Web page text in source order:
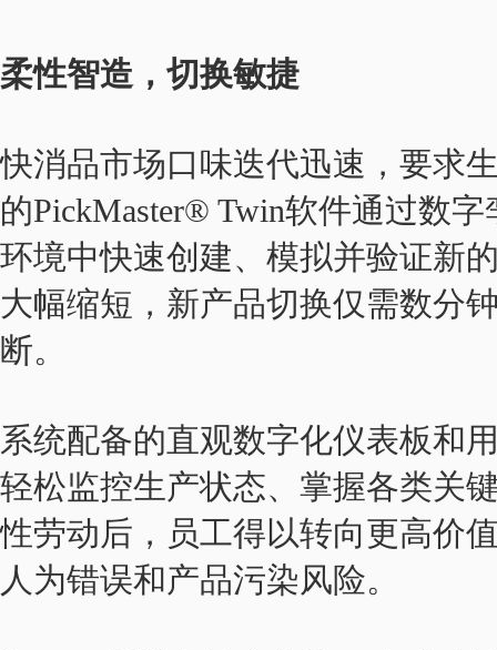
柔性智造，切换敏捷
快消品市场口味迭代迅速，要求
的PickMaster® Twin软件通过数
环境中快速创建、模拟并验证新
大幅缩短，新产品切换仅需数分
断。
系统配备的直观数字化仪表板和
轻松监控生产状态、掌握各类关
性劳动后，员工得以转向更高价
人为错误和产品污染风险。